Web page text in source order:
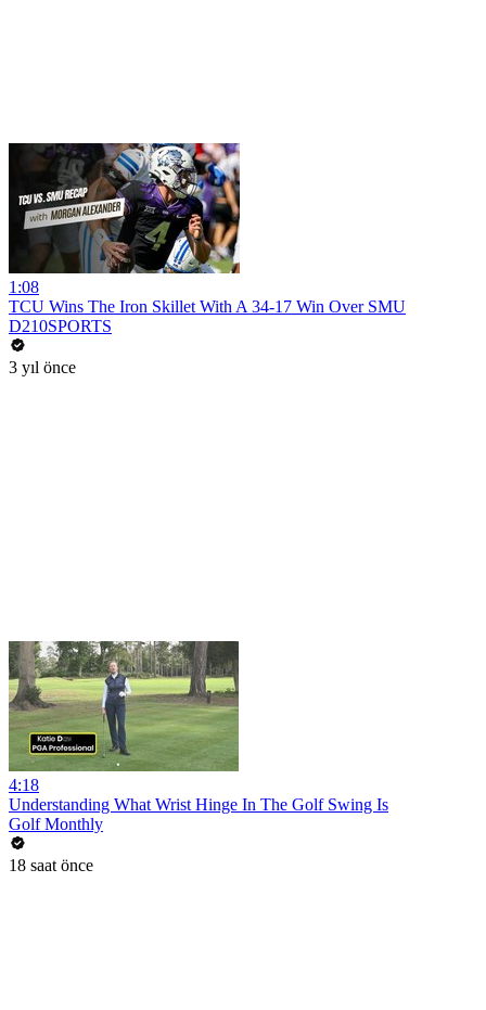
1:08
TCU Wins The Iron Skillet With A 34-17 Win Over SMU
D210SPORTS
3 yıl önce
4:18
Understanding What Wrist Hinge In The Golf Swing Is
Golf Monthly
18 saat önce